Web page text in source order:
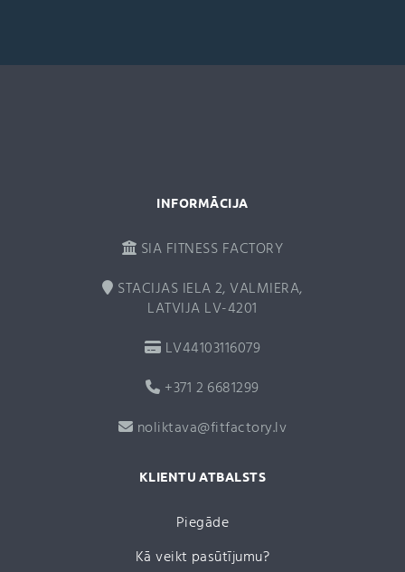
t
INFORMĀCIJA
SIA FITNESS FACTORY
STACIJAS IELA 2, VALMIERA,
LATVIJA LV-4201
LV44103116079
+371 2 6681299
noliktava@fitfactory.lv
KLIENTU ATBALSTS
Piegāde
Kā veikt pasūtījumu?